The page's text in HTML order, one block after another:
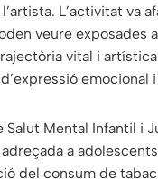
L’activitat va
veure exposades
vital i
emocional
Salut Mental Infantil
a
del consum de